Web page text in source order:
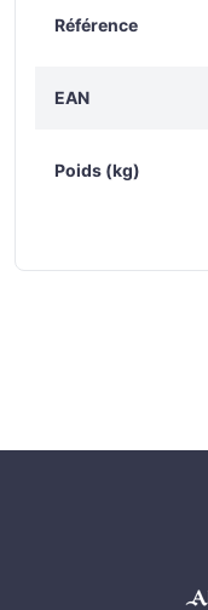
Référence
EAN
Poids (kg)